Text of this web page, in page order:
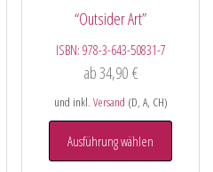
“Outsider Art”
ISBN: 978-3-643-50831-7
ab34,90 €
und inkl. Versand (D, A, CH)
Ausführung wählen